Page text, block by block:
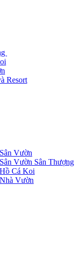
Resort
Vườn
Vườn Sân Thượng
Cá Koi
Vườn